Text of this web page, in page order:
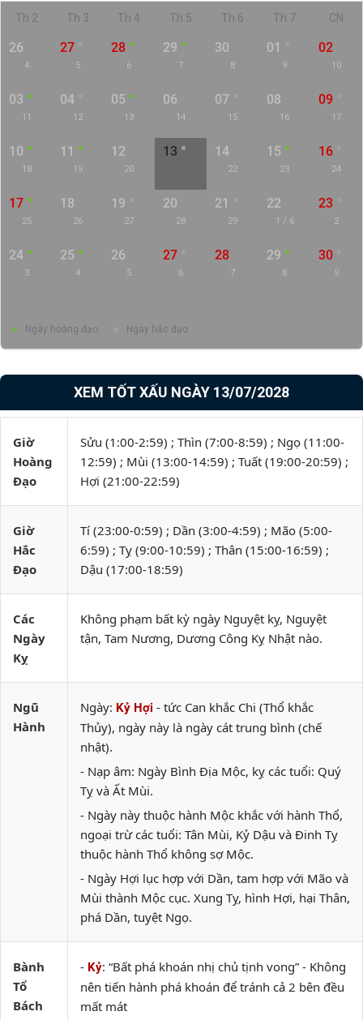
Th 2 Th 3 Th 4 Th 5 Th 6 Th 7 CN
26
4
27
5
28
6
29
7
30
8
01
9
02
10
03
11
04
12
05
13
06
14
07
15
08
16
09
17
10
18
11
19
12
20
13 14
22
15
23
16
24
17
25
18
26
19
27
20
28
21
29
22
1 / 6
23
2
24
3
25
4
26
5
27
6
28
7
29
8
30
9
Ngày hoàng đạo Ngày hắc đạo
XEM TỐT XẤU NGÀY 13/07/2028
Giờ
Hoàng
Đạo
Sửu (1:00-2:59) ; Thìn (7:00-8:59) ; Ngọ (11:00-
12:59) ; Mùi (13:00-14:59) ; Tuất (19:00-20:59) ;
Hợi (21:00-22:59)
Giờ
Hắc
Đạo
Tí (23:00-0:59) ; Dần (3:00-4:59) ; Mão (5:00-
6:59) ; Tỵ (9:00-10:59) ; Thân (15:00-16:59) ;
Dậu (17:00-18:59)
Các
Ngày
Kỵ
Không phạm bất kỳ ngày Nguyệt kỵ, Nguyệt
tận, Tam Nương, Dương Công Kỵ Nhật nào.
Ngũ
Hành
Ngày: Kỷ Hợi - tức Can khắc Chi (Thổ khắc
Thủy), ngày này là ngày cát trung bình (chế
nhật).
- Nạp âm: Ngày Bình Địa Mộc, kỵ các tuổi: Quý
Tỵ và Ất Mùi.
- Ngày này thuộc hành Mộc khắc với hành Thổ,
ngoại trừ các tuổi: Tân Mùi, Kỷ Dậu và Đinh Tỵ
thuộc hành Thổ không sợ Mộc.
- Ngày Hợi lục hợp với Dần, tam hợp với Mão và
Mùi thành Mộc cục. Xung Tỵ, hình Hợi, hại Thân,
phá Dần, tuyệt Ngọ.
Bành
Tổ
Bách
- Kỷ: “Bất phá khoán nhị chủ tịnh vong” - Không
nên tiến hành phá khoán để tránh cả 2 bên đều
mất mát